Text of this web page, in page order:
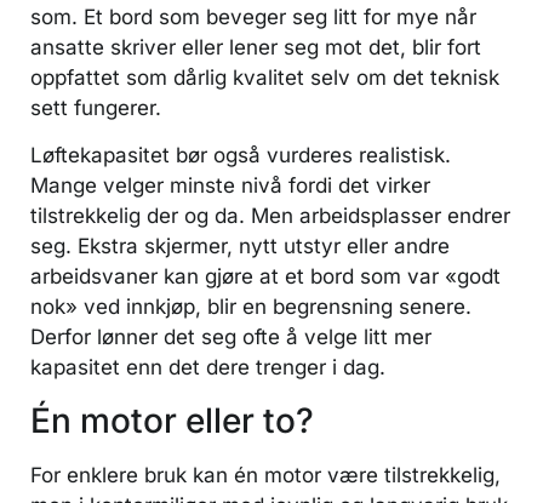
som. Et bord som beveger seg litt for mye når
ansatte skriver eller lener seg mot det, blir fort
oppfattet som dårlig kvalitet selv om det teknisk
sett fungerer.
Løftekapasitet bør også vurderes realistisk.
Mange velger minste nivå fordi det virker
tilstrekkelig der og da. Men arbeidsplasser endrer
seg. Ekstra skjermer, nytt utstyr eller andre
arbeidsvaner kan gjøre at et bord som var «godt
nok» ved innkjøp, blir en begrensning senere.
Derfor lønner det seg ofte å velge litt mer
kapasitet enn det dere trenger i dag.
Én motor eller to?
For enklere bruk kan én motor være tilstrekkelig,